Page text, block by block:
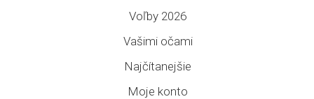
Voľby 2026
Vašimi očami
Najčítanejšie
Moje konto